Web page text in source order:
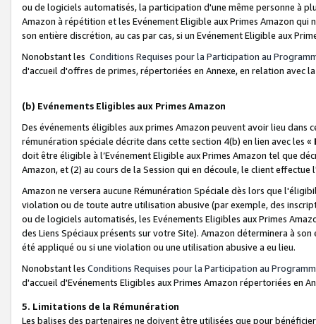
ou de logiciels automatisés, la participation d'une même personne à
Amazon à répétition et les Evénement Eligible aux Primes Amazon qui
son entière discrétion, au cas par cas, si un Evénement Eligible aux
Nonobstant les Conditions Requises pour la Participation au
d'accueil d'offres de primes, répertoriées en Annexe, en relation avec
(b) Evénements Eligibles aux Primes Amazon
Des événements éligibles aux primes Amazon peuvent avoir lieu dans
rémunération spéciale décrite dans cette section 4(b) en lien avec les «
doit être éligible à l’Evénement Eligible aux Primes Amazon tel que
Amazon, et (2) au cours de la Session qui en découle, le client
Amazon ne versera aucune Rémunération Spéciale dès lors que
violation ou de toute autre utilisation abusive (par exemple, des
ou de logiciels automatisés, les Evénements Eligibles aux Primes
des Liens Spéciaux présents sur votre Site). Amazon déterminera à
été appliqué ou si une violation ou une utilisation abusive a eu lieu.
Nonobstant les Conditions Requises pour la Participation au
d'accueil d'Evénements Eligibles aux Primes Amazon répertoriées en
5. Limitations de la Rémunération
Les balises des partenaires ne doivent être utilisées que pour